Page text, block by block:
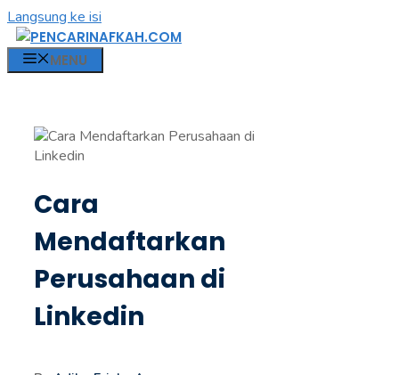
Langsung ke isi
MENU
Cara
Mendaftarkan
Perusahaan di
Linkedin